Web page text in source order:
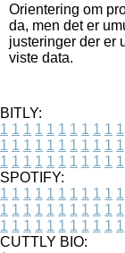
Orientering om
da, men det er
justeringer der er
viste data.
BITLY:
1 1 1 1 1 1 1 1 1 1 1
1 1 1 1 1 1 1 1 1 1 1
1 1 1 1 1 1 1 1 1 1 1
SPOTIFY:
1 1 1 1 1 1 1 1 1 1 1
1 1 1 1 1 1 1 1 1 1 1
1 1 1 1 1 1 1 1 1 1 1
CUTTLY BIO: